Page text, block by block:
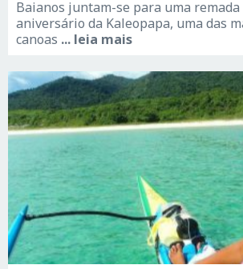
Baianos juntam-se para uma
aniversário da Kaleopapa, uma das
canoas ... leia mais